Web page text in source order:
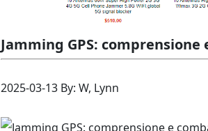
Jamming GPS:
2025-03-13 By: W, Lynn